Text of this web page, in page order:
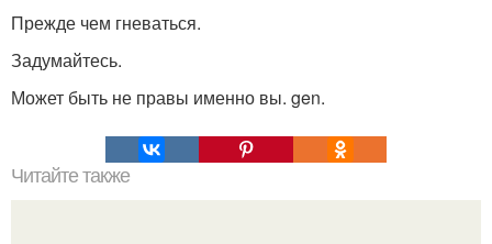
Прежде чем гневаться.
Задумайтесь.
Может быть не правы именно вы. gen.
Читайте также